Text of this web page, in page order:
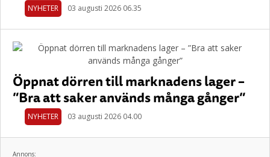
NYHETER 03 augusti 2026 06.35
Öppnat dörren till marknadens lager –
”Bra att saker används många gånger”
NYHETER 03 augusti 2026 04.00
Annons: